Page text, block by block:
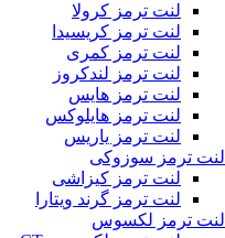
لنت ترمز کرولا
لنت ترمز کریسیدا
لنت ترمز کمری
لنت ترمز لندکروز
لنت ترمز هایس
لنت ترمز هایلوکس
لنت ترمز یاریس
لنت ترمز سوزوکی
لنت ترمز کیزاشی
لنت ترمز گرند ویتارا
لنت ترمز لکسوس